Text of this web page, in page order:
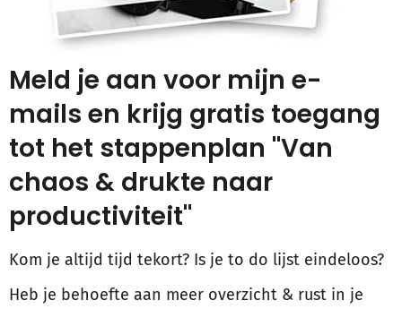
Meld je aan voor mijn e-
mails en krijg gratis toegang
tot het stappenplan "Van
chaos & drukte naar
productiviteit"
Kom je altijd tijd tekort? Is je to do lijst eindeloos?
Heb je behoefte aan meer overzicht & rust in je